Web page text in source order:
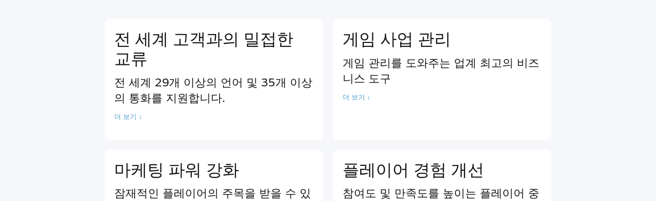
전 세계 고객과의 밀접한
교류
전 세계 29개 이상의 언어 및 35개 이상
의 통화를 지원합니다.
더 보기 ↓
게임 사업 관리
게임 관리를 도와주는 업계 최고의 비즈
니스 도구
더 보기 ↓
마케팅 파워 강화
잠재적인 플레이어의 주목을 받을 수 있
플레이어 경험 개선
참여도 및 만족도를 높이는 플레이어 중